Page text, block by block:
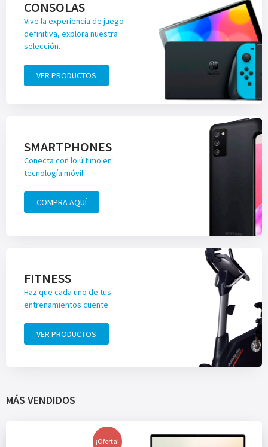
CONSOLAS
Vive la experiencia de juego
definitiva, explora nuestra
selección.
VER PRODUCTOS
SMARTPHONES
Conecta con lo último en
tecnología móvil.
COMPRA AQUÍ
FITNESS
Haz que cada uno de tus
entrenamientos cuente
VER PRODUCTOS
MÁS VENDIDOS
¡Oferta!